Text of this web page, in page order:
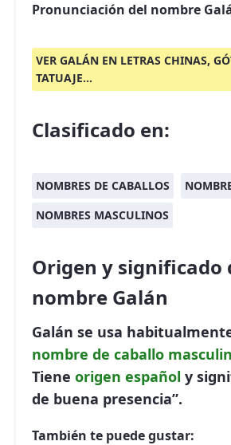
Pronunciación del nombre
VER GALÁN EN LETRAS CHINAS,
TATUAJE...
Clasificado en:
NOMBRES DE CABALLOS
NOMBRES MASCULINOS
Origen y significado
nombre Galán
Galán se usa
nombre de caballo
Tiene origen español y
de buena presencia”.
También te puede gustar: